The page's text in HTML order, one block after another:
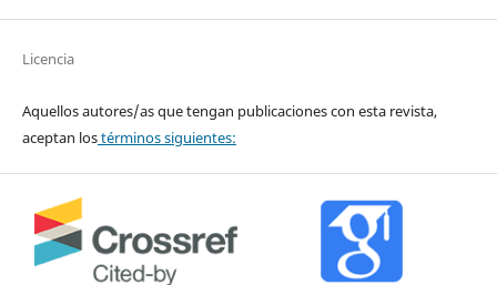
Licencia
Aquellos autores/as que tengan publicaciones con esta revista,
aceptan lostérminos siguientes: